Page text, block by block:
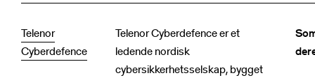
Telenor
Cyberdefence
Telenor Cyberdefence er et
ledende nordisk
cybersikkerhetsselskap, bygget